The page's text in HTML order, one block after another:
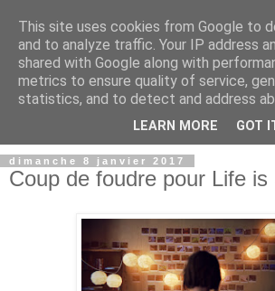
dimanche 8 janvier 2017
Coup de foudre pour Life is
This site uses cookies from Google to
and to analyze traffic. Your IP address
shared with Google along with
metrics to ensure quality of service,
statistics, and to detect and address
LEARN MORE GOT